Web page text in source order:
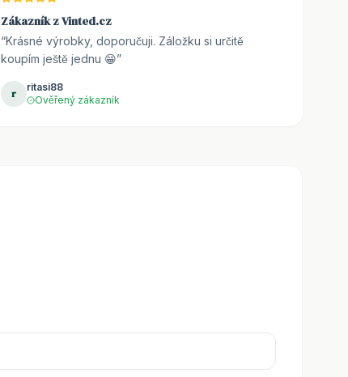
Zákazník z Vinted.cz
“Krásné výrobky, doporučuji. Záložku si určitě
koupím ještě jednu 😁”
r
ritasi88
Ověřený zákazník